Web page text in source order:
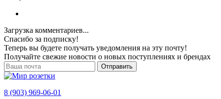
Загрузка комментариев...
Спасибо за подписку!
Теперь вы будете получать уведомления на эту почту!
Получайте свежие новости о новых поступлениях и брендах
Отправить
8 (903) 969-06-01